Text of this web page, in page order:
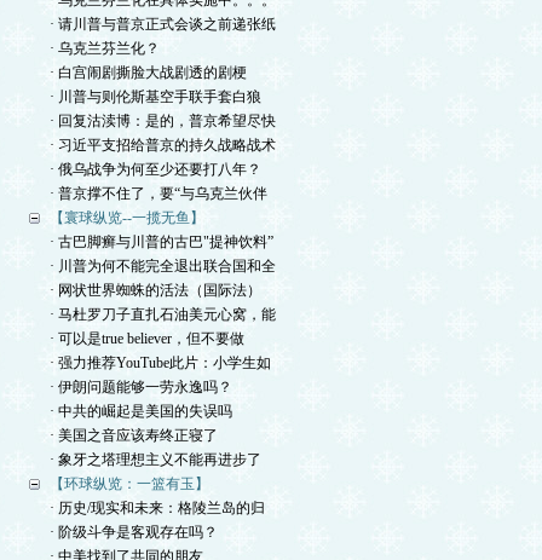
· 请川普与普京正式会谈之前递张纸
· 乌克兰芬兰化？
· 白宫闹剧撕脸大战剧透的剧梗
· 川普与则伦斯基空手联手套白狼
· 回复沽渎博：是的，普京希望尽快
· 习近平支招给普京的持久战略战术
· 俄乌战争为何至少还要打八年？
· 普京撑不住了，要“与乌克兰伙伴
【寰球纵览--一揽无鱼】
· 古巴脚癣与川普的古巴"提神饮料”
· 川普为何不能完全退出联合国和全
· 网状世界蜘蛛的活法（国际法）
· 马杜罗刀子直扎石油美元心窝，能
· 可以是true believer，但不要做
· 强力推荐YouTube此片：小学生如
· 伊朗问题能够一劳永逸吗？
· 中共的崛起是美国的失误吗
· 美国之音应该寿终正寝了
· 象牙之塔理想主义不能再进步了
【环球纵览：一篮有玉】
· 历史/现实和未来：格陵兰岛的归
· 阶级斗争是客观存在吗？
· 中美找到了共同的朋友